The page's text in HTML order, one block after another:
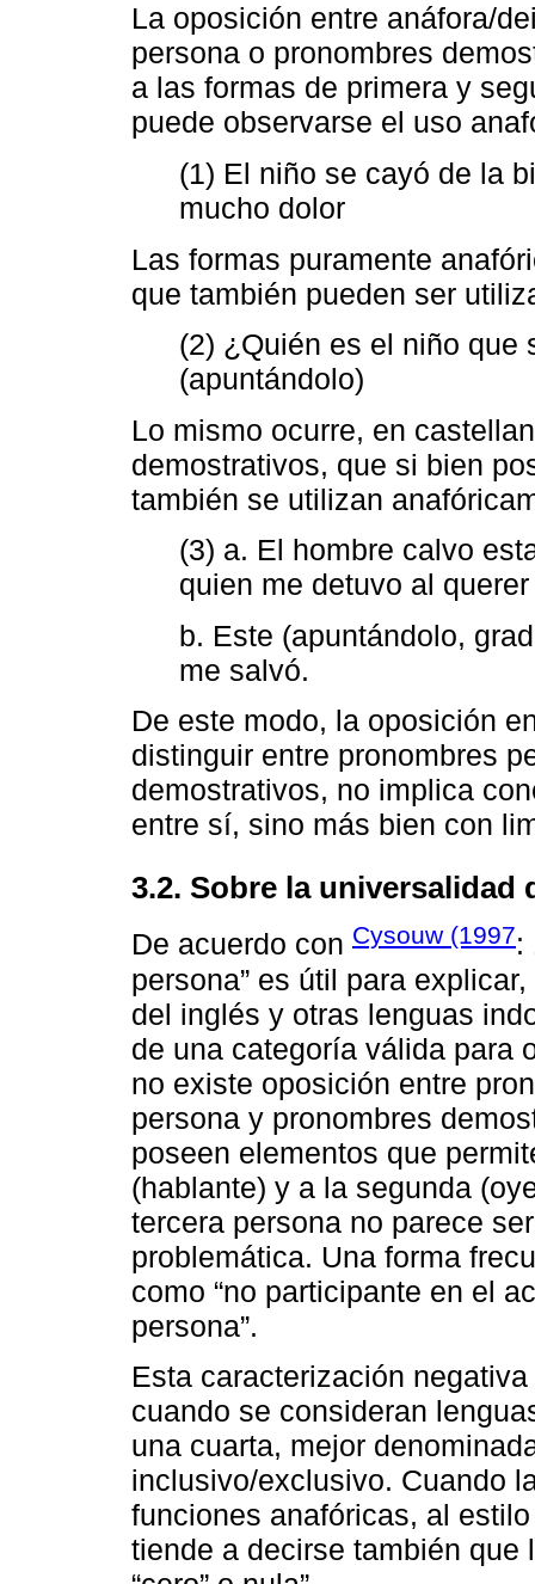
La oposición entre anáfora/
persona o pronombres
a las formas de primera y
puede observarse el uso
(1) El niño se cayó de la
mucho dolor
Las formas puramente
que también pueden ser
(2) ¿Quién es el niño
(apuntándolo)
Lo mismo ocurre, en
demostrativos, que si bien
también se utilizan
(3) a. El hombre calvo
quien me detuvo al
b. Este (apuntándolo,
me salvó.
De este modo, la oposición
distinguir entre pronombres
demostrativos, no implica
entre sí, sino más bien con
3.2. Sobre la universalidad
De acuerdo con Cysouw (1997:
persona” es útil para
del inglés y otras lenguas
de una categoría válida para
no existe oposición entre
persona y pronombres
poseen elementos que
(hablante) y a la segunda
tercera persona no parece
problemática. Una forma
como “no participante en el
persona”.
Esta caracterización
cuando se consideran
una cuarta, mejor
inclusivo/exclusivo. Cuando
funciones anafóricas, al
tiende a decirse también